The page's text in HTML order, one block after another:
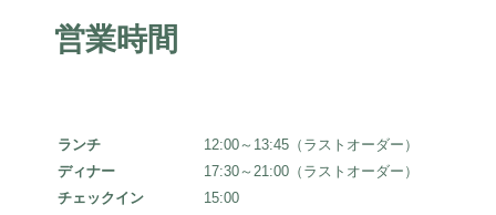
営業時間
ランチ
12:00～13:45（ラストオーダー）
ディナー
17:30～21:00（ラストオーダー）
チェックイン
15:00